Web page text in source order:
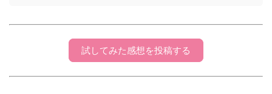
試してみた感想を投稿する